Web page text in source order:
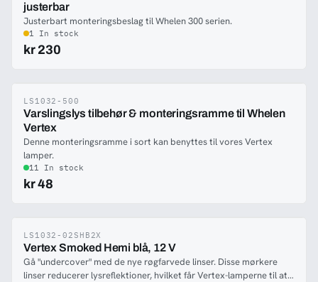
justerbar
Justerbart monteringsbeslag til Whelen 300 serien.
1 In stock
kr 230
-44%
LS1032-500
Varslingslys tilbehør & monteringsramme til Whelen
Vertex
Denne monteringsramme i sort kan benyttes til vores Vertex
lamper.
11 In stock
kr 48
-42%
LS1032-02SHB2X
Vertex Smoked Hemi blå, 12 V
Gå "undercover" med de nye røgfarvede linser. Disse mørkere
linser reducerer lysreflektioner, hvilket får Vertex-lamperne til at